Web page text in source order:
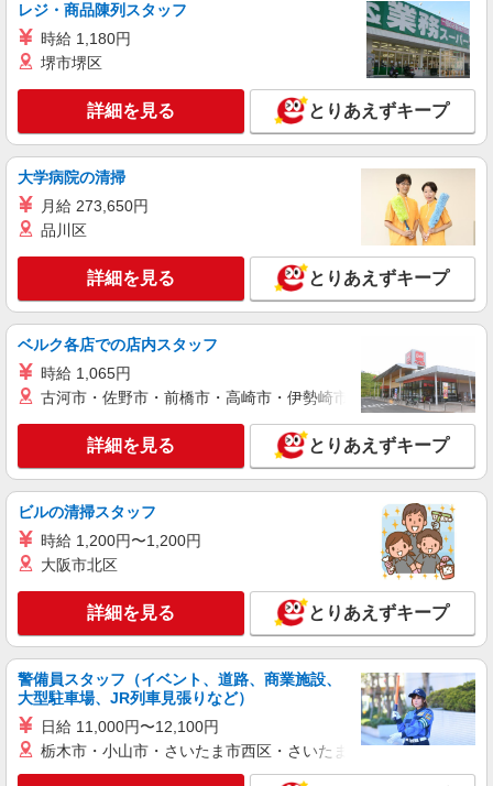
派遣社員
株式会社kotrio /●HR-H-1817789
シニア向けマンションで見守り・食事配膳など
＊矢賀駅＊。日払可
時給1350円〜1937円 ＜日払い有/週払い有/交
通費全支給(ガソリン代含む)＞
キープ 詳細を見る
株式会社kotrio /●HR-H-1880284
「支払い日に間に合ったぜ！」日払いOK＊障
時給1450円〜1937円 ＜日払い有/週払い有/交
広島市東区戸坂など
キープ 詳細を見る
派遣社員
株式会社kotrio /●HR-H-2078542
矢賀駅のデイサービス/夕方には必ず帰れる人
時給1350円〜1937円 ＜日払い有/週払い有/交
通費全支給(ガソリン代含む)＞
広島市東区
キープ 詳細を見る
派遣社員
株式会社kotrio /●HR-H-1855446
レジ・商品陳列スタッフ
時給 1,180円
堺市堺区
詳細を見る とりあえずキープ
大学病院の清掃
月給 273,650円
品川区
詳細を見る とりあえずキープ
ベルク各店での店内スタッフ
時給 1,065円
古河市・佐野市・前橋市・高崎市・伊勢崎市・太田市・館林市
詳細を見る とりあえずキープ
ビルの清掃スタッフ
時給 1,200円〜1,200円
大阪市北区
詳細を見る とりあえずキープ
警備員スタッフ（イベント、道路、商業施設、
大型駐車場、JR列車見張りなど）
日給 11,000円〜12,100円
栃木市・小山市・さいたま市西区・さいたま市岩槻区・久喜市・